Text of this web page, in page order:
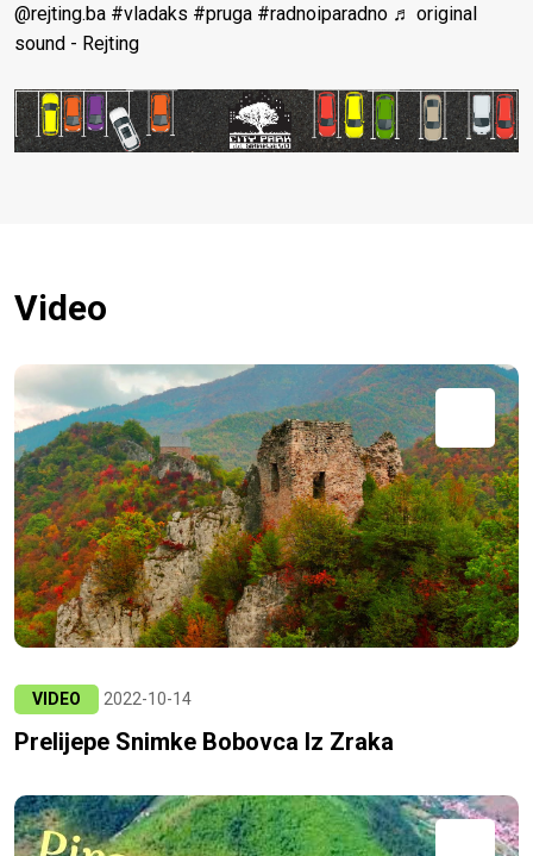
@rejting.ba #vladaks #pruga #radnoiparadno ♬ original
sound - Rejting
Video
VIDEO 2022-10-14
Prelijepe Snimke Bobovca Iz Zraka